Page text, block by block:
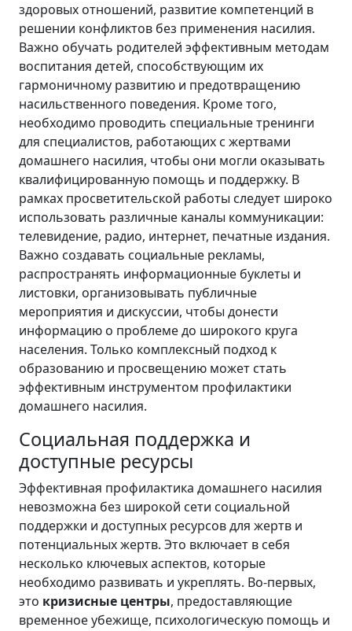
здоровых отношений, развитие компетенций в
решении конфликтов без применения насилия.
Важно обучать родителей эффективным методам
воспитания детей, способствующим их
гармоничному развитию и предотвращению
насильственного поведения. Кроме того,
необходимо проводить специальные тренинги
для специалистов, работающих с жертвами
домашнего насилия, чтобы они могли оказывать
квалифицированную помощь и поддержку. В
рамках просветительской работы следует широко
использовать различные каналы коммуникации:
телевидение, радио, интернет, печатные издания.
Важно создавать социальные рекламы,
распространять информационные буклеты и
листовки, организовывать публичные
мероприятия и дискуссии, чтобы донести
информацию о проблеме до широкого круга
населения. Только комплексный подход к
образованию и просвещению может стать
эффективным инструментом профилактики
домашнего насилия.
Социальная поддержка и
доступные ресурсы
Эффективная профилактика домашнего насилия
невозможна без широкой сети социальной
поддержки и доступных ресурсов для жертв и
потенциальных жертв. Это включает в себя
несколько ключевых аспектов, которые
необходимо развивать и укреплять. Во-первых,
это кризисные центры, предоставляющие
временное убежище, психологическую помощь и